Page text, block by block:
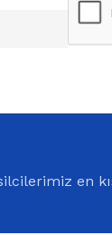
en